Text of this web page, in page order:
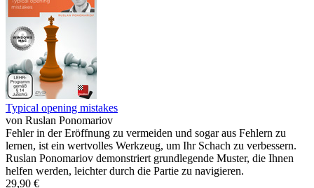
Typical opening mistakes
von Ruslan Ponomariov
Fehler in der Eröffnung zu vermeiden und sogar aus Fehlern zu
lernen, ist ein wertvolles Werkzeug, um Ihr Schach zu verbessern.
Ruslan Ponomariov demonstriert grundlegende Muster, die Ihnen
helfen werden, leichter durch die Partie zu navigieren.
29,90 €